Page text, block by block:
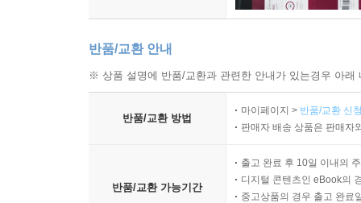
반품/교환 안내
※ 상품 설명에 반품/교환과 관련한 안내가 있는경우 아
반품/교환 방법
마이페이지 > 반품/교환 신
판매자 배송 상품은 판매자
반품/교환 가능기간
출고 완료 후 10일 이내의
디지털 콘텐츠인 eBook의
중고상품의 경우 출고 완료